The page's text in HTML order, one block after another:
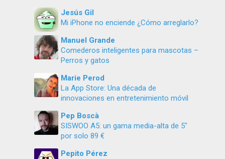
Jesús Gil
Mi iPhone no enciende ¿Cómo arreglarlo?
Manuel Grande
Comederos inteligentes para mascotas –
Perros y gatos
Marie Perod
La App Store: Una década de
innovaciones en entretenimiento móvil
Pep Boscà
SISWOO A5: un gama media-alta de 5″
por solo 89 €
Pepito Pérez